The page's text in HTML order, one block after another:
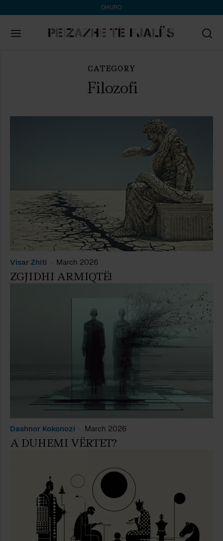
DHURO
CATEGORY
Filozofi
Visar Zhiti March 2026
ZGJIDHI ARMIQTË!
Dashnor Kokonozi March 2026
A DUHEMI VËRTET?